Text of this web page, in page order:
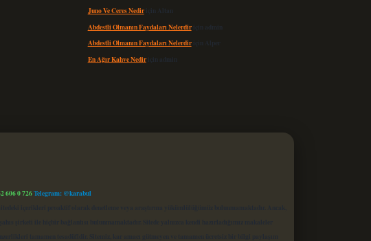
Juno Ve Ceres Nediriçin Altan
Abdestli Olmanın Faydaları Nelerdiriçin admin
Abdestli Olmanın Faydaları Nelerdiriçin Alper
En Ağır Kahve Nediriçin admin
606 0 726Telegram: @karabul
içerikleri proaktif olarak denetleme veya araştırma yükümlülüğümüz bulunmamaktadır. Ancak,